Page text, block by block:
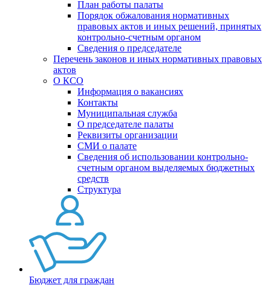
План работы палаты
Порядок обжалования нормативных
правовых актов и иных решений, принятых
контрольно-счетным органом
Сведения о председателе
Перечень законов и иных нормативных правовых
актов
О КСО
Информация о вакансиях
Контакты
Муниципальная служба
О председателе палаты
Реквизиты организации
СМИ о палате
Сведения об использовании контрольно-
счетным органом выделяемых бюджетных
средств
Структура
Бюджет для граждан